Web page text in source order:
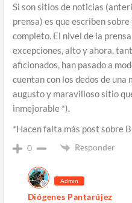
Si son sitios de noticias
prensa) es que escriben
completo. El nivel de la
excepciones, alto y ahora,
aficionados, han pasado a
cuentan con los dedos de una
augusto y maravilloso sitio
inmejorable *).
*Hacen falta más post sobre
0 Responder
Admin
Diógenes Pantarújez